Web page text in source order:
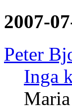
2007-
Peter
Inga